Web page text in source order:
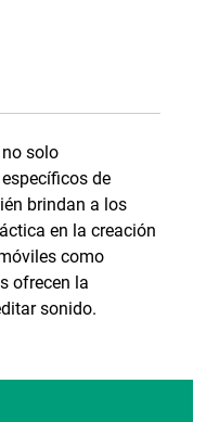
solo
de
brindan a los
en la creación
como
ofrecen la
sonido.